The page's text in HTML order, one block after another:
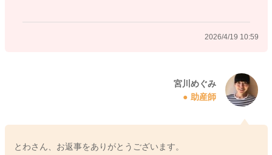
2026/4/19 10:59
宮川めぐみ
助産師
とわさん、お返事をありがとうございます。